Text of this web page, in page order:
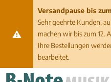
Versandpause bis
Sehr geehrte Kunden,
machen wir bis zum 12.
Ihre Bestellungen
bearbeitet.